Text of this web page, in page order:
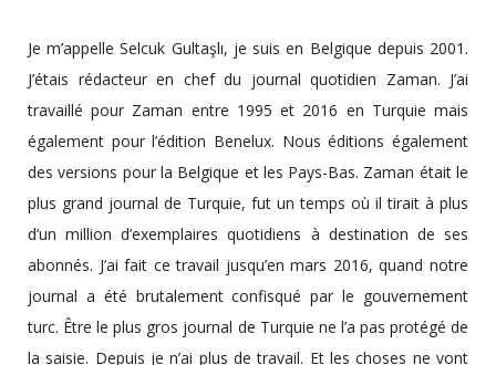
Je m’appelle Selcuk Gultaşlı, je suis en Belgique depuis 2001.
J’étais rédacteur en chef du journal quotidien Zaman. J’ai
travaillé pour Zaman entre 1995 et 2016 en Turquie mais
également pour l’édition Benelux. Nous éditions également
des versions pour la Belgique et les Pays-Bas. Zaman était le
plus grand journal de Turquie, fut un temps où il tirait à plus
d’un million d’exemplaires quotidiens à destination de ses
abonnés. J’ai fait ce travail jusqu’en mars 2016, quand notre
journal a été brutalement confisqué par le gouvernement
turc. Être le plus gros journal de Turquie ne l’a pas protégé de
la saisie. Depuis je n’ai plus de travail. Et les choses ne vont